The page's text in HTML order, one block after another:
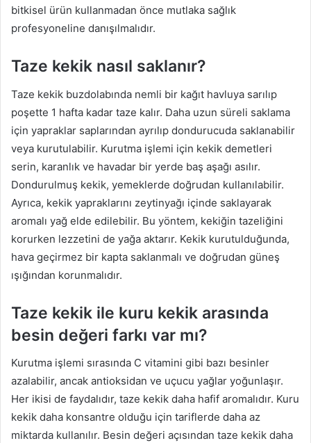
bitkisel ürün kullanmadan önce mutlaka sağlık
profesyoneline danışılmalıdır.
Taze kekik nasıl saklanır?
Taze kekik buzdolabında nemli bir kağıt havluya sarılıp
poşette 1 hafta kadar taze kalır. Daha uzun süreli saklama
için yapraklar saplarından ayrılıp dondurucuda saklanabilir
veya kurutulabilir. Kurutma işlemi için kekik demetleri
serin, karanlık ve havadar bir yerde baş aşağı asılır.
Dondurulmuş kekik, yemeklerde doğrudan kullanılabilir.
Ayrıca, kekik yapraklarını zeytinyağı içinde saklayarak
aromalı yağ elde edilebilir. Bu yöntem, kekiğin tazeliğini
korurken lezzetini de yağa aktarır. Kekik kurutulduğunda,
hava geçirmez bir kapta saklanmalı ve doğrudan güneş
ışığından korunmalıdır.
Taze kekik ile kuru kekik arasında
besin değeri farkı var mı?
Kurutma işlemi sırasında C vitamini gibi bazı besinler
azalabilir, ancak antioksidan ve uçucu yağlar yoğunlaşır.
Her ikisi de faydalıdır, taze kekik daha hafif aromalıdır. Kuru
kekik daha konsantre olduğu için tariflerde daha az
miktarda kullanılır. Besin değeri açısından taze kekik daha